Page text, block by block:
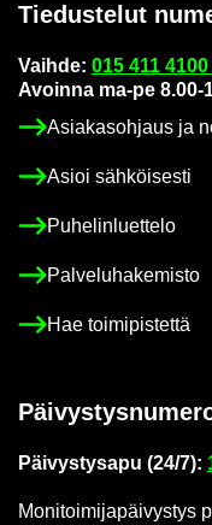
Tie­dus­te­lut
Vaih­de: 015 411 4100
Avoin­na ma-pe 8.00-
Asia­kas­oh­jaus ja
Asioi säh­köi­ses­ti
Pu­he­lin­luet­te­lo
Pal­ve­lu­ha­ke­mis­to
Hae toi­mi­pis­tet­tä
Päi­vys­tys­a­pu (24/7):
Mo­ni­toi­mi­ja­päi­vys­tys